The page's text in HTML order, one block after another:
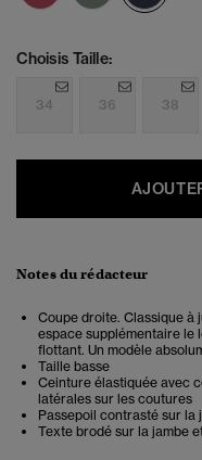
Choisis Taille:
34 36 38
Notes du rédacteur
Coupe droite. Classique à
espace supplémentaire le
flottant. Un modèle
Taille basse
Ceinture élastiquée avec
latérales sur les coutures
Passepoil contrasté sur la
Texte brodé sur la jambe